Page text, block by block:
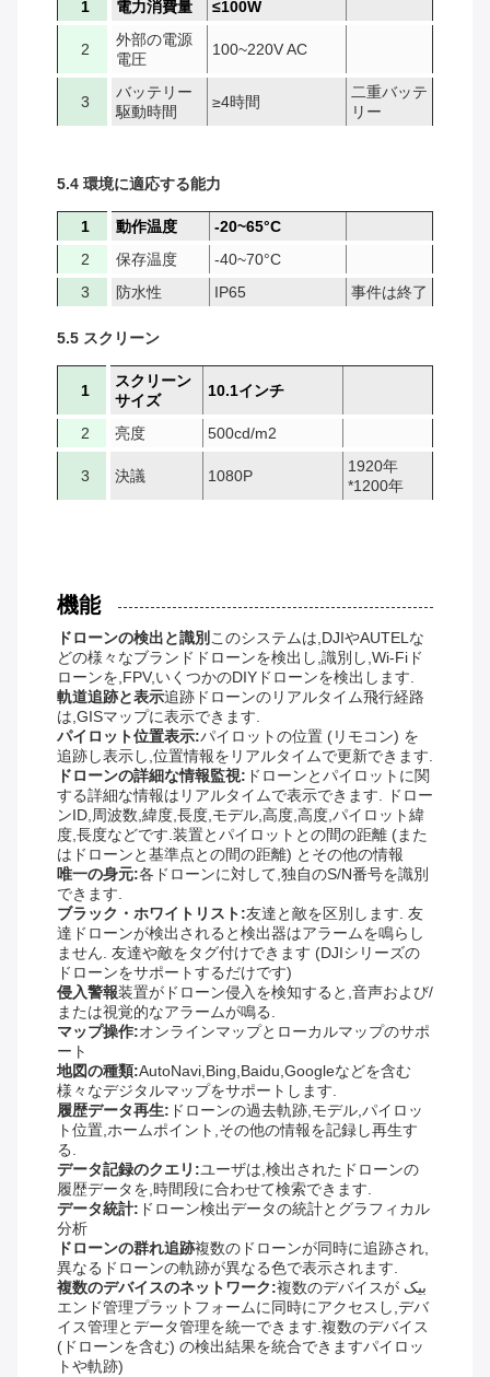
1 電力消費量 ≤100W
2
外部の電源
電圧
100~220V AC
3
バッテリー
駆動時間
≥4時間
二重バッテ
リー
5.4 環境に適応する能力
1 動作温度
-20~65°C
2
保存温度
-40~70°C
3
防水性 IP65 事件は終了
5.5 スクリーン
1
スクリーン
サイズ
10.1インチ
2 亮度 500cd/m2
3 決議 1080P
1920年
*1200年
機能
ドローンの検出と識別 このシステムは,DJIやAUTELな
どの様々なブランドドローンを検出し,識別し,Wi-Fiド
ローンを,FPV,いくつかのDIYドローンを検出します.
軌道追跡と表示追跡ドローンのリアルタイム飛行経路
は,GISマップに表示できます.
パイロット位置表示:パイロットの位置 (リモコン) を
追跡し表示し,位置情報をリアルタイムで更新できます.
ドローンの詳細な情報監視: ドローンとパイロットに関
する詳細な情報はリアルタイムで表示できます. ドロー
ンID,周波数,緯度,長度,モデル,高度,高度,パイロット緯
度,長度などです.装置とパイロットとの間の距離 (また
はドローンと基準点との間の距離) とその他の情報
唯一の身元:各ドローンに対して,独自のS/N番号を識別
できます.
ブラック・ホワイトリスト:友達と敵を区別します. 友
達ドローンが検出されると検出器はアラームを鳴らし
ません. 友達や敵をタグ付けできます (DJIシリーズの
ドローンをサポートするだけです)
侵入警報装置がドローン侵入を検知すると,音声および/
または視覚的なアラームが鳴る.
マップ操作:オンラインマップとローカルマップのサポ
ート
地図の種類:AutoNavi,Bing,Baidu,Googleなどを含む
様々なデジタルマップをサポートします.
履歴データ再生: ドローンの過去軌跡,モデル,パイロッ
ト位置,ホームポイント,その他の情報を記録し再生す
る.
データ記録のクエリ:ユーザは,検出されたドローンの
履歴データを,時間段に合わせて検索できます.
データ統計: ドローン検出データの統計とグラフィカル
分析
ドローンの群れ追跡複数のドローンが同時に追跡され,
異なるドローンの軌跡が異なる色で表示されます.
複数のデバイスのネットワーク:複数のデバイスが بیک
エンド管理プラットフォームに同時にアクセスし,デバ
イス管理とデータ管理を統一できます.複数のデバイス
(ドローンを含む) の検出結果を統合できますパイロッ
トや軌跡)